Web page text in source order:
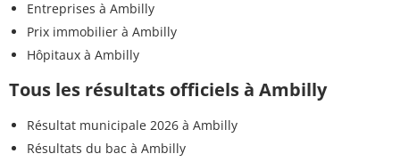
Entreprises à Ambilly
Prix immobilier à Ambilly
Hôpitaux à Ambilly
Tous les résultats officiels à Ambilly
Résultat municipale 2026 à Ambilly
Résultats du bac à Ambilly